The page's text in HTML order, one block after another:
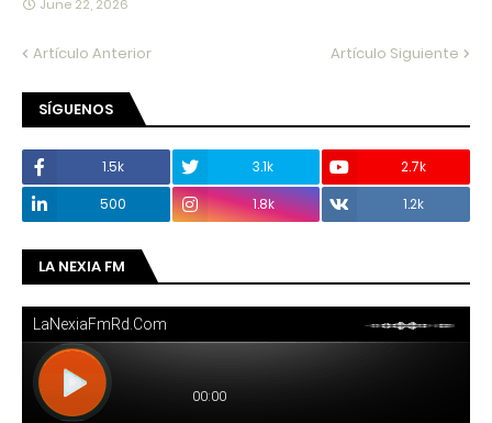
June 22, 2026
Artículo Anterior Artículo Siguiente
SÍGUENOS
1.5k 3.1k
2.7k
500
1.8k 1.2k
LA NEXIA FM